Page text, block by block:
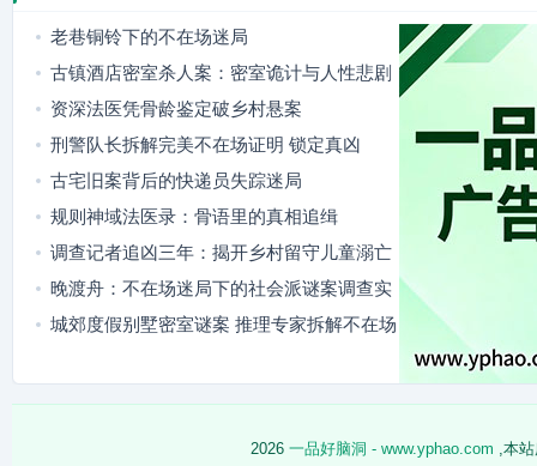
老巷铜铃下的不在场迷局
古镇酒店密室杀人案：密室诡计与人性悲剧
资深法医凭骨龄鉴定破乡村悬案
刑警队长拆解完美不在场证明 锁定真凶
古宅旧案背后的快递员失踪迷局
规则神域法医录：骨语里的真相追缉
调查记者追凶三年：揭开乡村留守儿童溺亡
案背后的真相
晚渡舟：不在场迷局下的社会派谜案调查实
录
城郊度假别墅密室谜案 推理专家拆解不在场
2026 一品好脑洞 - www.yphao.com ,本